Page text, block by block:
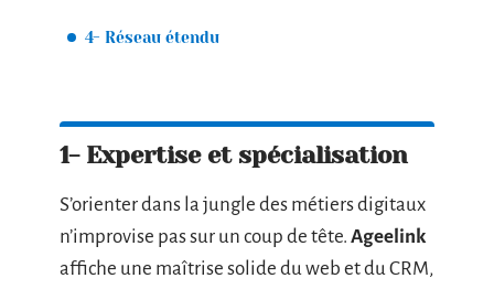
4- Réseau étendu
1- Expertise et spécialisation
S’orienter dans la jungle des métiers digitaux
n’improvise pas sur un coup de tête. Ageelink
affiche une maîtrise solide du web et du CRM,